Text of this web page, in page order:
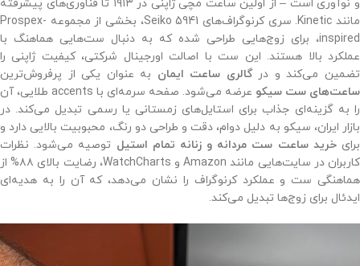
و نوآوری است – از اولین ساعت مچی ژاپنی در ۱۹۱۳ تا فناوری‌های پیشرفته
مانند Kinetic. سری کرنوگراف‌های Seiko 5941، بخشی از مجموعه Prospex-
inspired، برای زوج‌هایی طراحی شده که به دنبال ست‌هایی هماهنگ با
عملکرد بالا هستند. این ست با اصالت اورجینال شرکتی، کیفیت ژاپنی را
تضمین می‌کند و درگالری ساعت ایمان به عنوان یکی از پرفروش‌ترین
ساعت‌های ست سیکو
عرضه می‌شود. صفحه سرمه‌ای با accents طلایی، آن
را به گزینه‌ای جذاب برای استایل‌های زمستانی یا رسمی تبدیل می‌کند. در
بازار ایران، سیکو به دلیل دوام، دقت و طراحی دو رنگ، محبوبیت بالایی دارد و
برایخرید ساعت ست مردانه و زنانه تمام استیل توصیه می‌شود. نظرات
کاربران در سایت‌هایی مانند Amazon و WatchCharts، رضایت بالای ۸۸% از
هماهنگی ست و عملکرد کرنوگراف را نشان می‌دهد، که آن را به هدیه‌ای
ایدئال برای زوج‌ها تبدیل می‌کند.